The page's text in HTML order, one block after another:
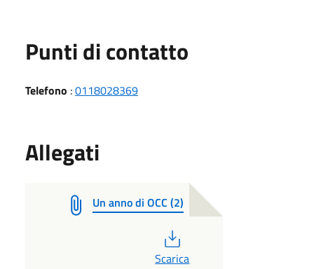
Punti di contatto
Telefono :0118028369
Allegati
Un anno di OCC (2)
Scarica